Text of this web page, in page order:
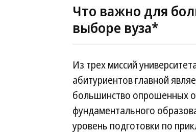
Что важно для
выборе вуза*
Из трех миссий
абитуриентов главной
большинство опрошенных
фундаментального
уровень подготовки по